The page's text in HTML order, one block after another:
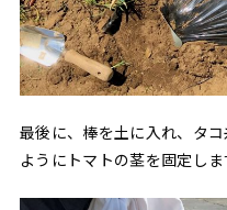
最後に、棒を土に入れ、タ
ようにトマトの茎を固定しま